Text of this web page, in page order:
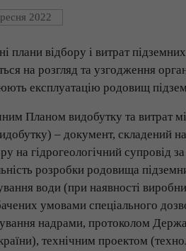
2022
плани відбору і витрат
на розгляд та узгодження
експлуатацію родовищ
Планом видобутку та витрат
– документ, складений
на гідрогеологічний супровід
розробки родовища
води (при наявності
умовами спеціального
надрами, протоколом
технічним проектом